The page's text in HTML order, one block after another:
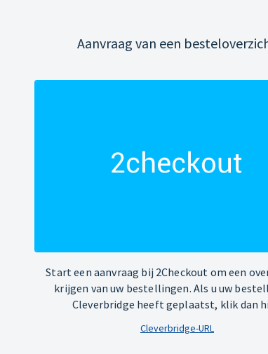
Aanvraag van een
Start een aanvraag bij 2Checkout om een
krijgen van uw bestellingen. Als u uw
Cleverbridge heeft geplaatst, klik dan
Cleverbridge-URL